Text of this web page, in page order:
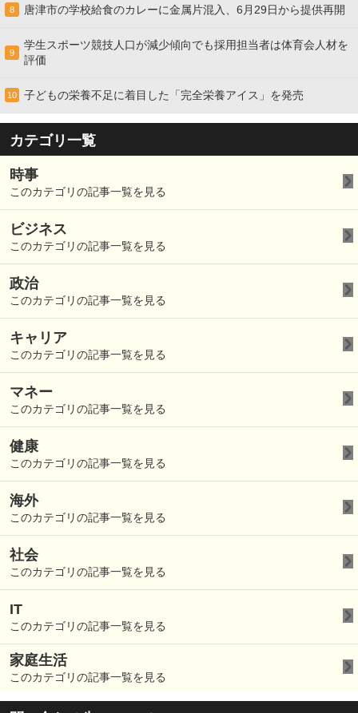
8 唐津市の学校給食のカレーに金属片混入、6月29日から提供再開
9
学生スポーツ競技人口が減少傾向でも採用担当者は体育会人材を
評価
10 子どもの栄養不足に着目した「完全栄養アイス」を発売
カテゴリ一覧
時事
このカテゴリの記事一覧を見る
ビジネス
このカテゴリの記事一覧を見る
政治
このカテゴリの記事一覧を見る
キャリア
このカテゴリの記事一覧を見る
マネー
このカテゴリの記事一覧を見る
健康
このカテゴリの記事一覧を見る
海外
このカテゴリの記事一覧を見る
社会
このカテゴリの記事一覧を見る
IT
このカテゴリの記事一覧を見る
家庭生活
このカテゴリの記事一覧を見る